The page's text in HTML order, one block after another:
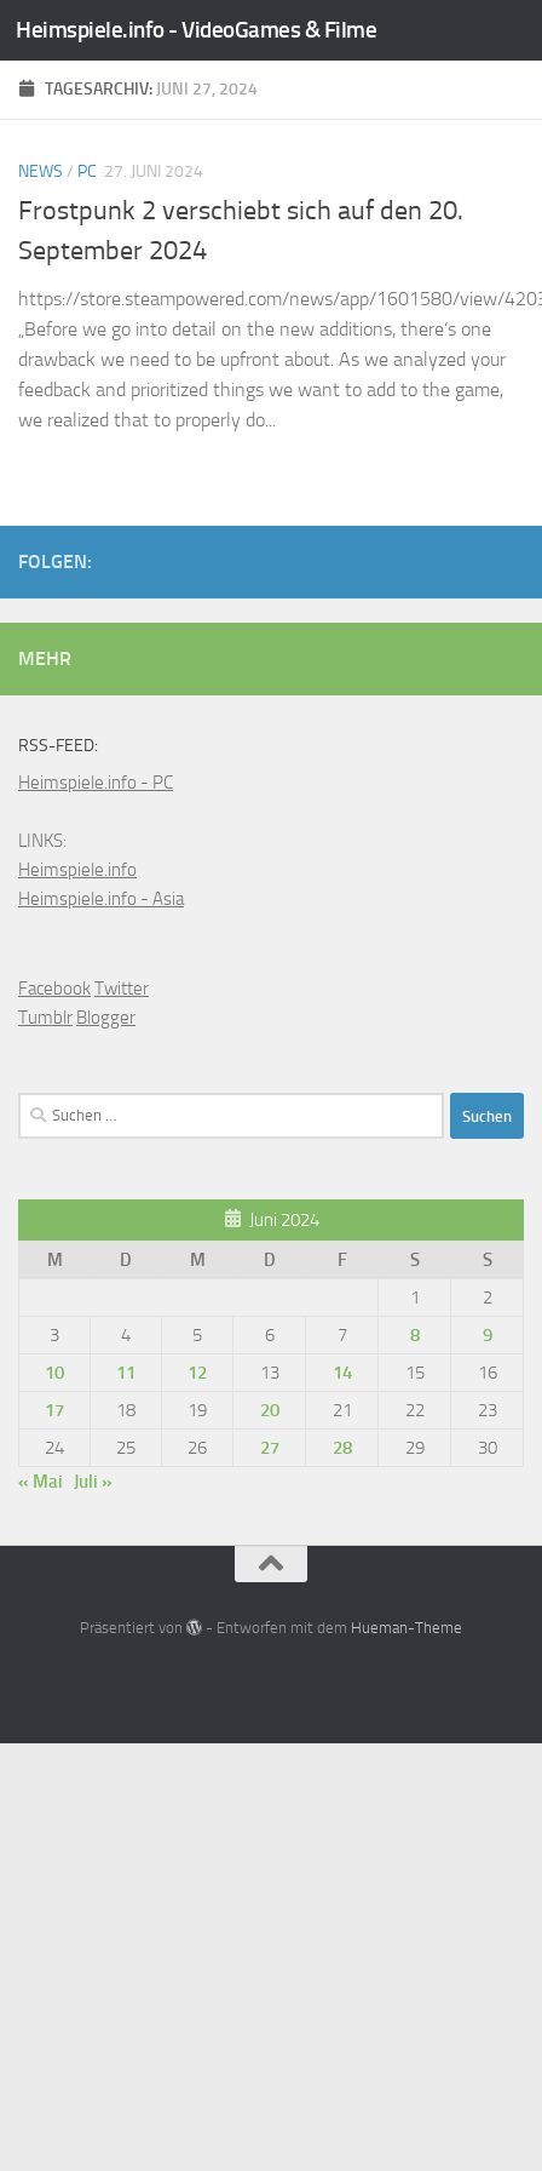
Zum Inhalt springen
Heimspiele.info - VideoGames & Filme
TAGESARCHIV: JUNI 27, 2024
NEWS / PC 27. JUNI 2024
Frostpunk 2 verschiebt sich auf den 20.
September 2024
https://store.steampowered.com/news/app/1601580/view/
„Before we go into detail on the new additions, there’s one
drawback we need to be upfront about. As we analyzed your
feedback and prioritized things we want to add to the game,
we realized that to properly do...
FOLGEN:
MEHR
RSS-FEED:
Heimspiele.info - PC
LINKS:
Heimspiele.info
Heimspiele.info - Asia
FacebookTwitter
Tumblr Blogger
Suchen
nach:
Juni 2024
M
D M D F S
S
1
2
3
4 5 6 7 8
9
10
11 12 13 14 15
16
17
18 19 20 21 22
23
24
25 26 27 28 29
30
« Mai
Juli »
Präsentiert von - Entworfen mit dem Hueman-Theme